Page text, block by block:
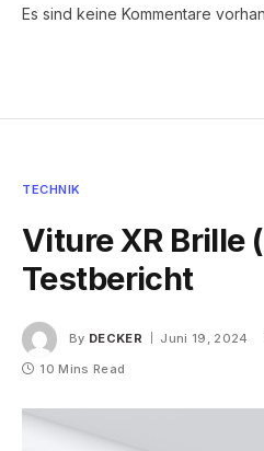
Es sind keine Kommentare
TECHNIK
Viture XR Brille
Testbericht
By DECKER Juni 19, 2024
10 Mins Read